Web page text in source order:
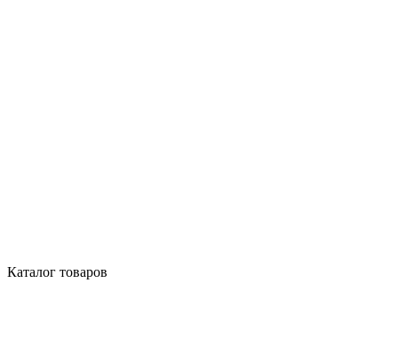
Каталог товаров